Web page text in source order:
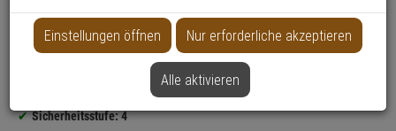
Datenblatt drucken
Weitere Varianten...
Einsteckschloss - Modell: ES WC
Sicherheitsstufe: 4
Einstellungen öffnen Nur erforderliche akzeptieren
Alle aktivieren